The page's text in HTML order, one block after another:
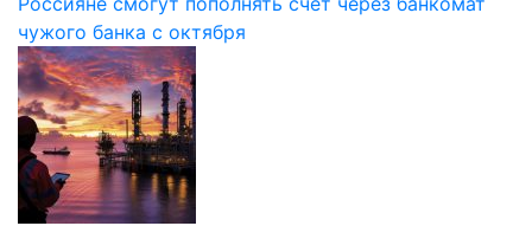
чужого банка с октября